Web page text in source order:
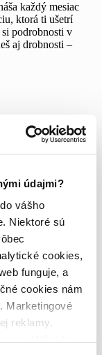
údajmi?
vášho
Niektoré sú
cookies,
funguje, a
cookies nám
Marketingové
reklamy.
každý mesiac
ktorá ti ušetrí
podrobnosti v
aj drobnosti –
🌱
deťom objaviť
na Nolanov film
prvýkrát v
v predaji
Andreja